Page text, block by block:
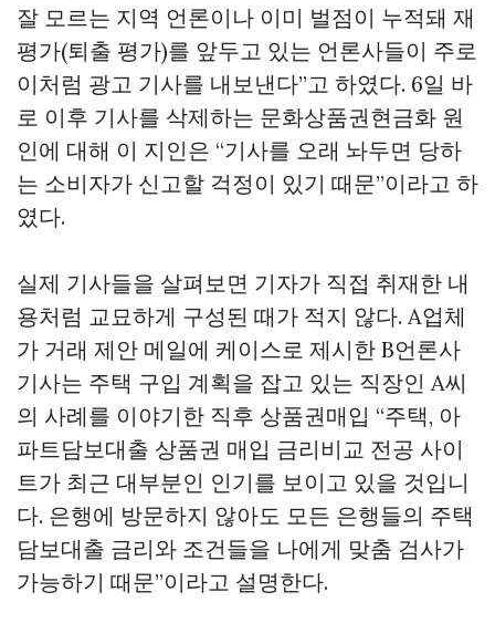
잘 모르는 지역 언론이나 이미 벌점이 누적돼 재
평가(퇴출 평가)를 앞두고 있는 언론사들이 주로
이처럼 광고 기사를 내보낸다”고 하였다. 6일 바
로 이후 기사를 삭제하는 문화상품권현금화 원
인에 대해 이 지인은 “기사를 오래 놔두면 당하
는 소비자가 신고할 걱정이 있기 때문”이라고 하
였다.
실제 기사들을 살펴보면 기자가 직접 취재한 내
용처럼 교묘하게 구성된 때가 적지 않다. A업체
가 거래 제안 메일에 케이스로 제시한 B언론사
기사는 주택 구입 계획을 잡고 있는 직장인 A씨
의 사례를 이야기한 직후 상품권매입 “주택, 아
파트담보대출 상품권 매입 금리비교 전공 사이
트가 최근 대부분인 인기를 보이고 있을 것입니
다. 은행에 방문하지 않아도 모든 은행들의 주택
담보대출 금리와 조건들을 나에게 맞춤 검사가
가능하기 때문”이라고 설명한다.